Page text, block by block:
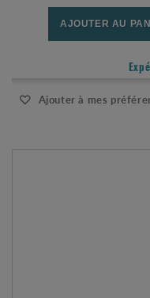
AJOUTER AU
Ajouter à mes